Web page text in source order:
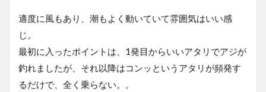
ア
の
巣
発
見
適度に風もあり、潮もよく動いていて雰囲気はいい感
じ。
最初に入ったポイントは、1発目からいいアタリでアジが
釣れましたが、それ以降はコンッというアタリが頻発す
るだけで、全く乗らない。。